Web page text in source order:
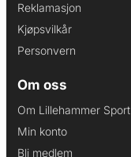
Reklamasjon
Kjøpsvilkår
Personvern
Om oss
Om Lillehammer Sport
Min konto
Bli medlem